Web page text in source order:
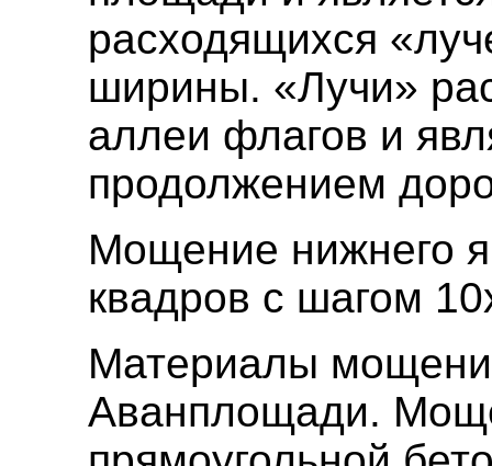
расходящихся
ширины. «Лучи»
аллеи флагов и
продолжением
Мощение нижнего
квадров с шагом
Материалы
Аванплощади.